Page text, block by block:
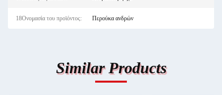
18Ονομασία του προϊόντος: Περούκα ανδρών
Similar Products